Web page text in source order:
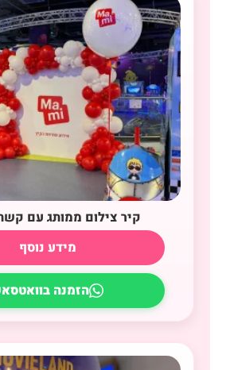
קיר צילום ממותג עם
מידע נוסף
הזמנה